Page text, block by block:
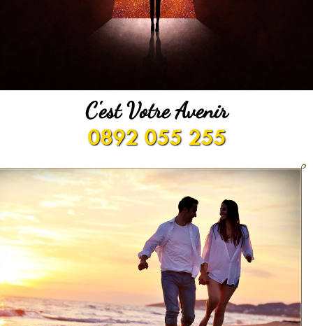
C'est Votre Avenir
0892 055 255